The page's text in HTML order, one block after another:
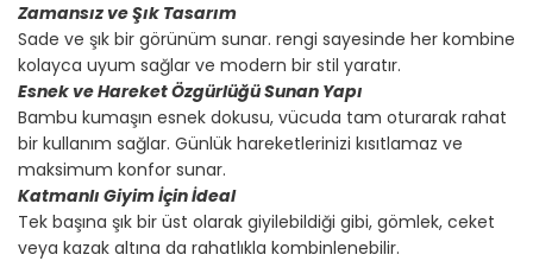
Zamansız ve Şık Tasarım
Sade ve şık bir görünüm sunar. rengi sayesinde her kombine
kolayca uyum sağlar ve modern bir stil yaratır.
Esnek ve Hareket Özgürlüğü Sunan Yapı
Bambu kumaşın esnek dokusu, vücuda tam oturarak rahat
bir kullanım sağlar. Günlük hareketlerinizi kısıtlamaz ve
maksimum konfor sunar.
Katmanlı Giyim İçin İdeal
Tek başına şık bir üst olarak giyilebildiği gibi, gömlek, ceket
veya kazak altına da rahatlıkla kombinlenebilir.